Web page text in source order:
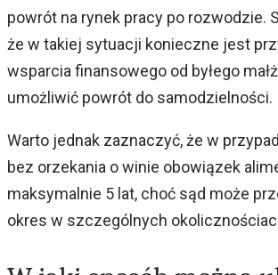
powrót na rynek pracy po rozwodzie.
że w takiej sytuacji konieczne jest
wsparcia finansowego od byłego
umożliwić powrót do samodzielności.
Warto jednak zaznaczyć, że w
bez orzekania o winie obowiązek
maksymalnie 5 lat, choć sąd może
okres w szczególnych